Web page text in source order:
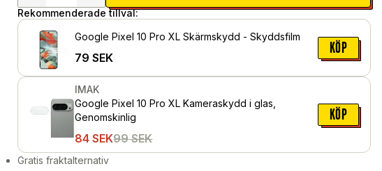
Rekommenderade tillval:
Google Pixel 10 Pro XL Skärmskydd - Skyddsfilm
79 SEK
KÖP
IMAK
Google Pixel 10 Pro XL Kameraskydd i glas,
Genomskinlig
84 SEK99 SEK
KÖP
Gratis fraktalternativ